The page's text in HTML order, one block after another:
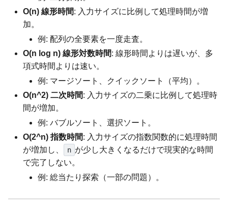
O(n) 線形時間: 入力サイズに比例して処理時間が増
加。
例: 配列の全要素を一度走査。
O(n log n) 線形対数時間: 線形時間よりは遅いが、多
項式時間よりは速い。
例: マージソート、クイックソート（平均）。
O(n^2) 二次時間: 入力サイズの二乗に比例して処理時
間が増加。
例: バブルソート、選択ソート。
O(2^n) 指数時間: 入力サイズの指数関数的に処理時間
が増加し、
n が少し大きくなるだけで現実的な時間
で完了しない。
例: 総当たり探索（一部の問題）。